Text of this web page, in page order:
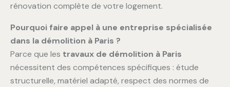
rénovation complète de votre logement.
Pourquoi faire appel à une entreprise spécialisée
dans la démolition à Paris ?
Parce que les travaux de démolition à Paris
nécessitent des compétences spécifiques : étude
structurelle, matériel adapté, respect des normes de